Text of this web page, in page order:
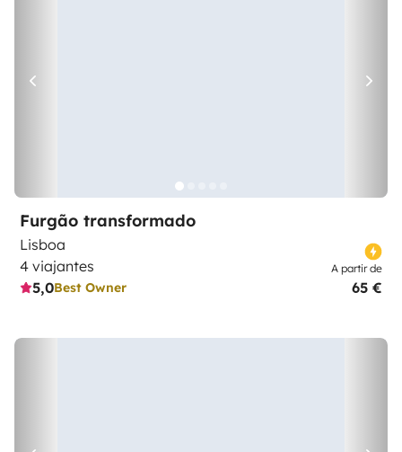
Furgão transformado
Lisboa
4 viajantes
5,0Best Owner
A partir de
65 €